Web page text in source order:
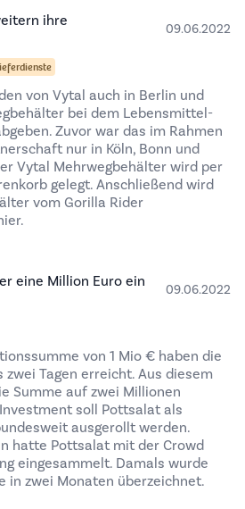
ihre
09.06.2022
von Vytal auch in Berlin und
bei dem Lebensmittel-
Zuvor war das im Rahmen
nur in Köln, Bonn und
Vytal Mehrwegbehälter wird per
gelegt. Anschließend wird
vom Gorilla Rider
eine Million Euro ein
09.06.2022
von 1 Mio € haben die
zwei Tagen erreicht. Aus diesem
Summe auf zwei Millionen
soll Pottsalat als
ausgerollt werden.
hatte Pottsalat mit der Crowd
eingesammelt. Damals wurde
in zwei Monaten überzeichnet.